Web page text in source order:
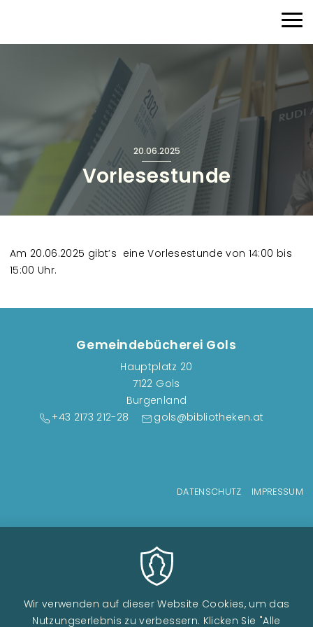
20.06.2025
Vorlesestunde
Am 20.06.2025 gibt’s eine Vorlesestunde von 14:00 bis
15:00 Uhr.
Gemeindebücherei Gols
Hauptplatz 20
7122 Gols
Burgenland
+43 2173 212-28
gols@bibliotheken.at
DATENSCHUTZ IMPRESSUM
Wir verwenden auf dieser Website Cookies, um das
Nutzungserlebnis zu verbessern. Klicken Sie "Alle